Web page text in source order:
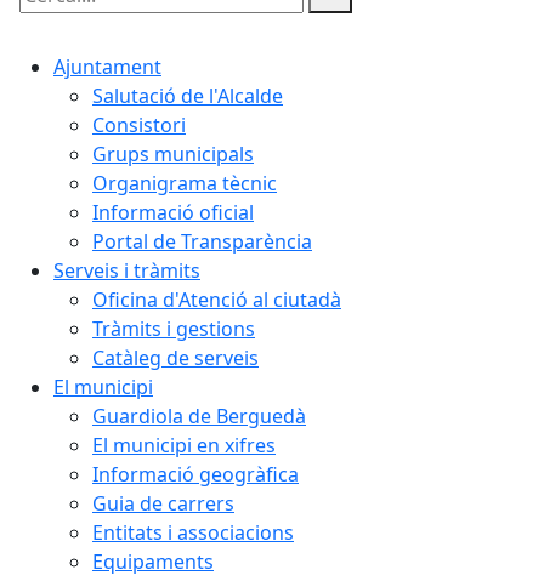
Cercar:
Ajuntament
Salutació de l'Alcalde
Consistori
Grups municipals
Organigrama tècnic
Informació oficial
Portal de Transparència
Serveis i tràmits
Oficina d'Atenció al ciutadà
Tràmits i gestions
Catàleg de serveis
El municipi
Guardiola de Berguedà
El municipi en xifres
Informació geogràfica
Guia de carrers
Entitats i associacions
Equipaments